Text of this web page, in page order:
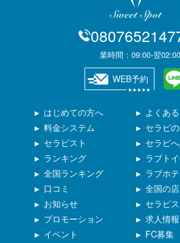
業時間：09:00-翌02:00
WEB予約
はじめての方へ
プロモーション
ラブホ
料金システム
イベント
全国の
セラピスト
セラピ
ランキング
よくあ
求人情報
全国ランキング
セラピ
FC募集
口コミ
セラピ
お知らせ
ラブト